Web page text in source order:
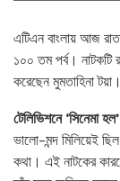
এটিএন বাংলায় আজ রাত
১০০ তম পর্ব। নাটকটি
করেছেন মুমতাহিনা
টেলিভিশনে ‘সিনেমা
ভালো–মন্দ মিলিয়েই
কথা। এই নাটকের